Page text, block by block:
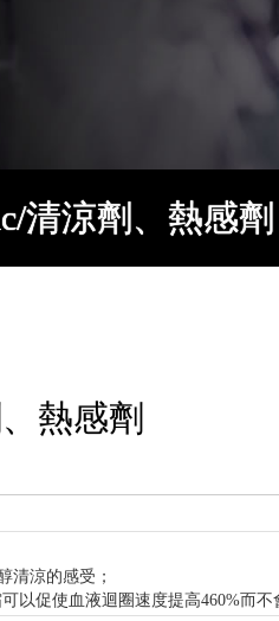
清涼劑、熱感劑
熱感劑
清涼的感受；
以促使血液迴圈速度提高460%而不